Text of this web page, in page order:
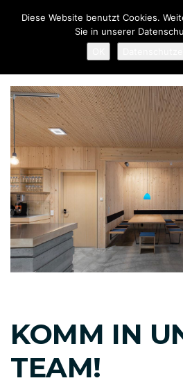
überspringen
primären
Zum
Inhalt
springen
KOMM IN
TEAM!
Diese Website benutzt Cookies.
Sie in unserer